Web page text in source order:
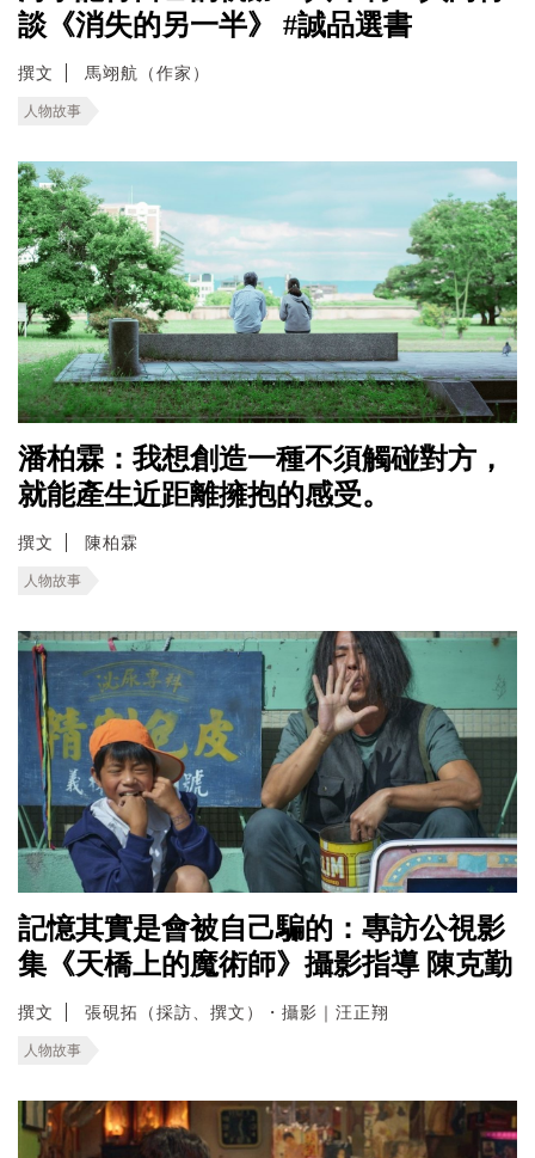
談《消失的另一半》 #誠品選書
撰文 馬翊航（作家）
人物故事
潘柏霖：我想創造一種不須觸碰對方，
就能產生近距離擁抱的感受。
撰文 陳柏霖
人物故事
記憶其實是會被自己騙的：專訪公視影
集《天橋上的魔術師》攝影指導 陳克勤
撰文 張硯拓（採訪、撰文）・攝影｜汪正翔
人物故事